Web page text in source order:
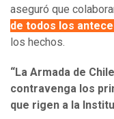
aseguró que
de todos los
los hechos.
“La Armada de
contravenga los
que rigen a la